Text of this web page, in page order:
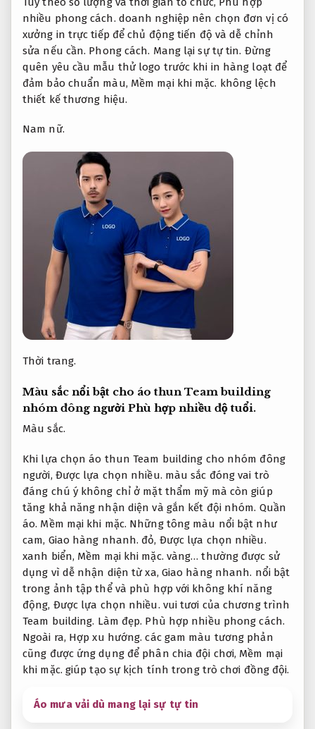
nhiều phong cách. doanh nghiệp nên chọn đơn vị có
xưởng in trực tiếp để chủ động tiến độ và dễ chỉnh
sửa nếu cần. Phong cách. Mang lại sự tự tin. Đừng
quên yêu cầu mẫu thử logo trước khi in hàng loạt để
đảm bảo chuẩn màu, Mềm mại khi mặc. không lệch
thiết kế thương hiệu.
Nam nữ.
Thời trang.
Màu sắc nổi bật cho áo thun Team building
nhóm đông người Phù hợp nhiều độ tuổi.
Màu sắc.
Khi lựa chọn áo thun Team building cho nhóm đông
người, Được lựa chọn nhiều. màu sắc đóng vai trò
đáng chú ý không chỉ ở mặt thẩm mỹ mà còn giúp
tăng khả năng nhận diện và gắn kết đội nhóm. Quần
áo. Mềm mại khi mặc. Những tông màu nổi bật như
cam, Giao hàng nhanh. đỏ, Được lựa chọn nhiều.
xanh biển, Mềm mại khi mặc. vàng… thường được sử
dụng vì dễ nhận diện từ xa, Giao hàng nhanh. nổi bật
trong ảnh tập thể và phù hợp với không khí năng
động, Được lựa chọn nhiều. vui tươi của chương trình
Team building. Làm đẹp. Phù hợp nhiều phong cách.
Ngoài ra, Hợp xu hướng. các gam màu tương phản
cũng được ứng dụng để phân chia đội chơi, Mềm mại
khi mặc. giúp tạo sự kịch tính trong trò chơi đồng đội.
Áo mưa vải dù mang lại sự tự tin